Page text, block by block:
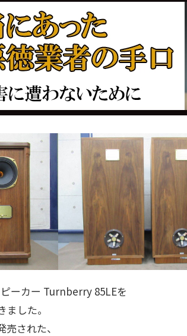
ーカー Turnberry 85LEを
した。
された、